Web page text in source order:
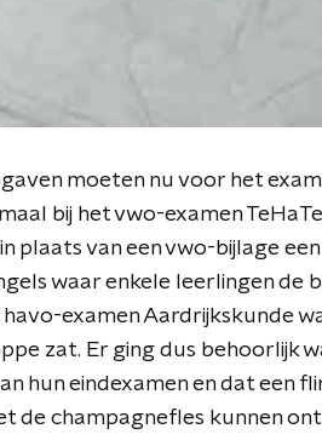
moeten nu voor het
bij het vwo-examen
plaats van een vwo-bijlage
waar enkele leerlingen de
havo-examen Aardrijkskunde
zat. Er ging dus behoorlijk
hun eindexamen en dat een
de champagnefles kunnen